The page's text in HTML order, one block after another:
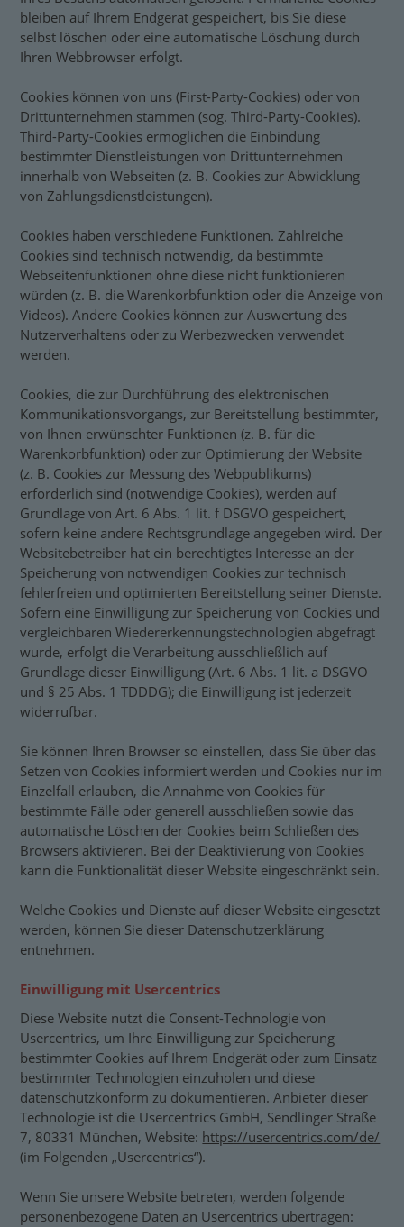
bleiben auf Ihrem Endgerät gespeichert, bis Sie diese
selbst löschen oder eine automatische Löschung durch
Ihren Webbrowser erfolgt.
Cookies können von uns (First-Party-Cookies) oder von
Drittunternehmen stammen (sog. Third-Party-Cookies).
Third-Party-Cookies ermöglichen die Einbindung
bestimmter Dienstleistungen von Drittunternehmen
innerhalb von Webseiten (z. B. Cookies zur Abwicklung
von Zahlungsdienstleistungen).
Cookies haben verschiedene Funktionen. Zahlreiche
Cookies sind technisch notwendig, da bestimmte
Webseitenfunktionen ohne diese nicht funktionieren
würden (z. B. die Warenkorbfunktion oder die Anzeige von
Videos). Andere Cookies können zur Auswertung des
Nutzerverhaltens oder zu Werbezwecken verwendet
werden.
Cookies, die zur Durchführung des elektronischen
Kommunikationsvorgangs, zur Bereitstellung bestimmter,
von Ihnen erwünschter Funktionen (z. B. für die
Warenkorbfunktion) oder zur Optimierung der Website
(z. B. Cookies zur Messung des Webpublikums)
erforderlich sind (notwendige Cookies), werden auf
Grundlage von Art. 6 Abs. 1 lit. f DSGVO gespeichert,
sofern keine andere Rechtsgrundlage angegeben wird. Der
Websitebetreiber hat ein berechtigtes Interesse an der
Speicherung von notwendigen Cookies zur technisch
fehlerfreien und optimierten Bereitstellung seiner Dienste.
Sofern eine Einwilligung zur Speicherung von Cookies und
vergleichbaren Wiedererkennungstechnologien abgefragt
wurde, erfolgt die Verarbeitung ausschließlich auf
Grundlage dieser Einwilligung (Art. 6 Abs. 1 lit. a DSGVO
und § 25 Abs. 1 TDDDG); die Einwilligung ist jederzeit
widerrufbar.
Sie können Ihren Browser so einstellen, dass Sie über das
Setzen von Cookies informiert werden und Cookies nur im
Einzelfall erlauben, die Annahme von Cookies für
bestimmte Fälle oder generell ausschließen sowie das
automatische Löschen der Cookies beim Schließen des
Browsers aktivieren. Bei der Deaktivierung von Cookies
kann die Funktionalität dieser Website eingeschränkt sein.
Welche Cookies und Dienste auf dieser Website eingesetzt
werden, können Sie dieser Datenschutzerklärung
entnehmen.
Einwilligung mit Usercentrics
Diese Website nutzt die Consent-Technologie von
Usercentrics, um Ihre Einwilligung zur Speicherung
bestimmter Cookies auf Ihrem Endgerät oder zum Einsatz
bestimmter Technologien einzuholen und diese
datenschutzkonform zu dokumentieren. Anbieter dieser
Technologie ist die Usercentrics GmbH, Sendlinger Straße
7, 80331 München, Website: https://usercentrics.com/de/
(im Folgenden „Usercentrics“).
Wenn Sie unsere Website betreten, werden folgende
personenbezogene Daten an Usercentrics übertragen: